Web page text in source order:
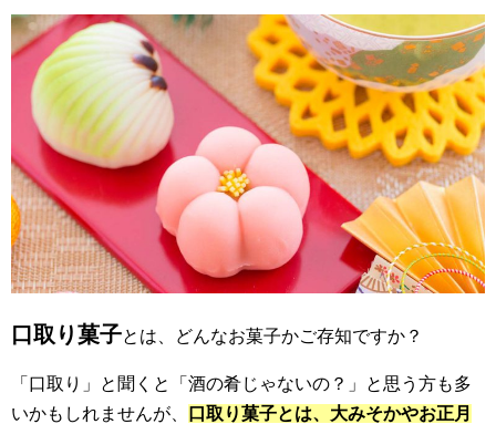
口取り菓子とは、どんなお菓子かご存知ですか？
「口取り」と聞くと「酒の肴じゃないの？」と思う方も多
いかもしれませんが、
口取り菓子とは、大みそかやお正月